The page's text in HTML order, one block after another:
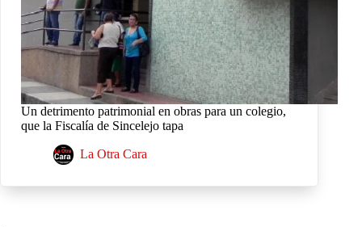
Un detrimento patrimonial en obras para un colegio,
que la Fiscalía de Sincelejo tapa
La Otra Cara